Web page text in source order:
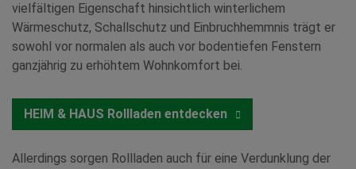
vielfältigen Eigenschaft hinsichtlich winterlichem
Wärmeschutz, Schallschutz und Einbruchhemmnis trägt er
sowohl vor normalen als auch vor bodentiefen Fenstern
ganzjährig zu erhöhtem Wohnkomfort bei.
HEIM & HAUS Rollladen entdecken
Allerdings sorgen Rollladen auch für eine Verdunklung der